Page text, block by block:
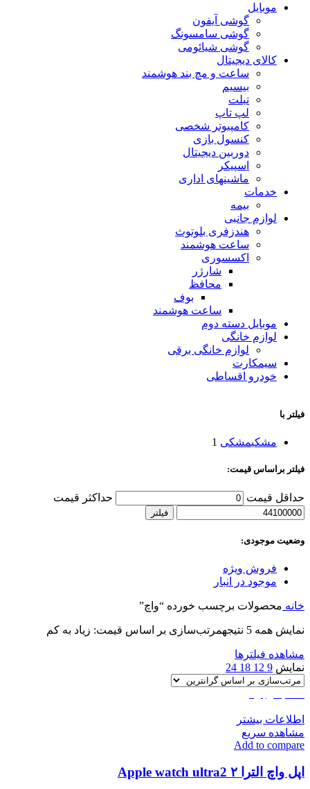
موبایل
گوشی آیفون
گوشی سامسونگ
گوشی شیائومی
کالای دیجیتال
ساعت و مچ بند هوشمند
بیسیم
تبلت
لپ تاپ
کامپیوتر شخصی
کنسول بازی
دوربین دیجیتال
اسپیکر
ماشینهای اداری
خدمات
بیمه
لوازم جانبی
هندزفری بلوتوث
ساعت هوشمند
اکسسوری
شارژر
محافظ
بوف
ساعت هوشمند
موبایل دسته دوم
لوازم خانگی
لوازم خانگی برقی
سیمکارت
خودرو اقساطی
فیلتر با
مشکیمشکی 1
فیلتر براساس قیمت:
حداقل قیمت حداکثر قیمت
فیلتر
وضعیت موجودی:
فروش ویژه
موجود در انبار
خانه محصولات برچسب خورده “واچ”
نمایش همه 5 نتیجه مرتب‌سازی بر اساس قیمت: زیاد به کم
مشاهده فیلترها
نمایش 9
12
18
24
اطلاعات بیشتر
مشاهده سریع
Add to compare
اپل واچ الترا ۲ Apple watch ultra2